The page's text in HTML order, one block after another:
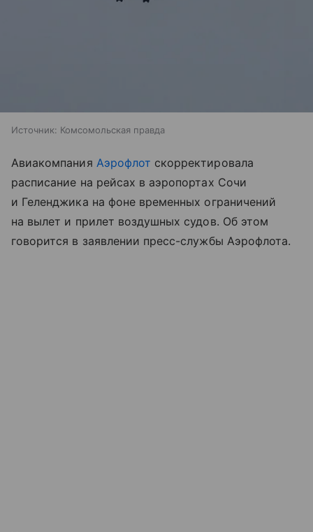
Источник: Комсомольская правда
Авиакомпания Аэрофлот скорректировала
расписание на рейсах в аэропортах Сочи
и Геленджика на фоне временных ограничений
на вылет и прилет воздушных судов. Об этом
говорится в заявлении пресс-службы Аэрофлота.